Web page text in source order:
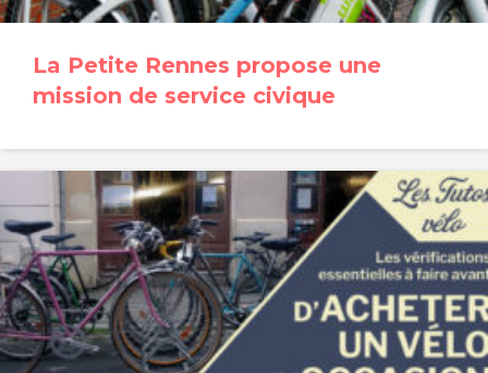
La Petite Rennes propose une
mission de service civique